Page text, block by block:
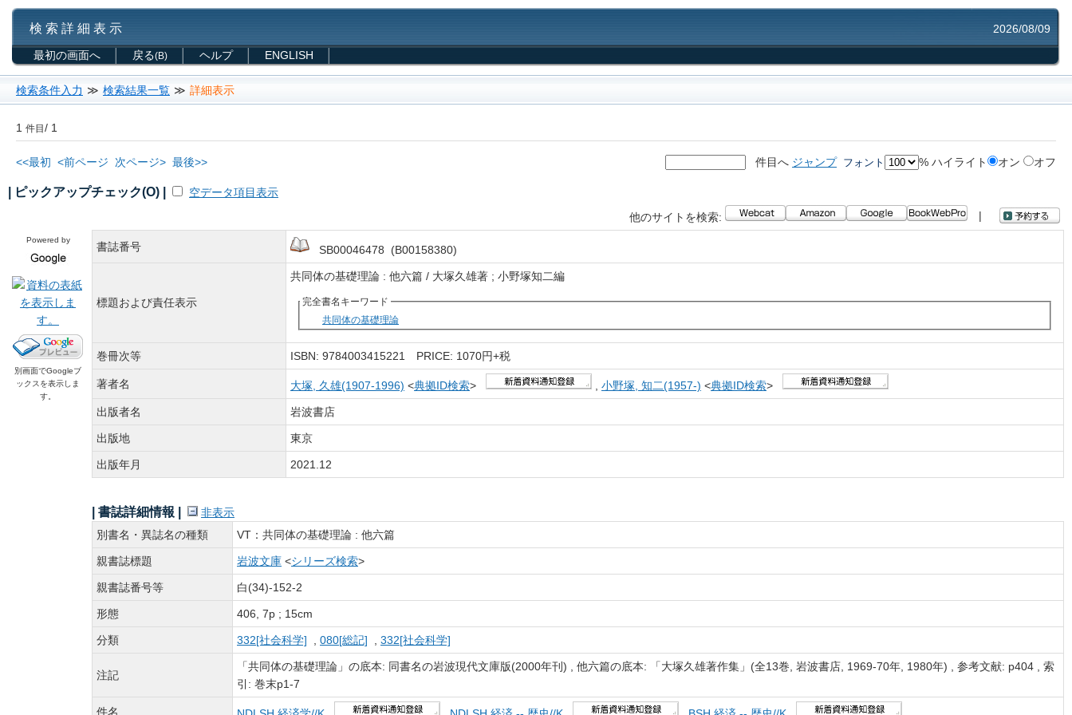
検 索 詳 細 表 示 2026/08/09
最初の画面へ 戻る(B) ヘルプ ENGLISH
検索条件入力 ≫ 検索結果一覧 ≫ 詳細表示
1 件目/ 1
<<最初 <前ページ 次ページ> 最後>> 件目へ ジャンプ フォント % ハイライト オン オフ
| ピックアップチェック(O) |
空データ項目表示
他のサイトを検索:
|
Powered by
別画面でGoogleブ
ックスを表示しま
す。
書誌番号 SB00046478 (B00158380)
標題および責任表示
共同体の基礎理論 : 他六篇 / 大塚久雄著 ; 小野塚知二編
完全書名キーワード
共同体の基礎理論
巻冊次等 ISBN: 9784003415221 PRICE: 1070円+税
著者名 大塚, 久雄(1907-1996) <典拠ID検索> 小野塚, 知二(1957-) <典拠ID検索>
出版者名 岩波書店
出版地 東京
出版年月 2021.12
| 書誌詳細情報 |
非表示
別書名・異誌名の種類
VT：共同体の基礎理論 : 他六篇
親書誌標題 岩波文庫 <シリーズ検索>
親書誌番号等 白(34)-152-2
形態 406, 7p ; 15cm
分類 332[社会科学] 080[総記] 332[社会科学]
注記
「共同体の基礎理論」の底本: 同書名の岩波現代文庫版(2000年刊) , 他六篇の底本: 「大塚久雄著作集」(全13巻, 岩波書店, 1969-70年, 1980年) , 参考文献: p404 , 索
引: 巻末p1-7
件名